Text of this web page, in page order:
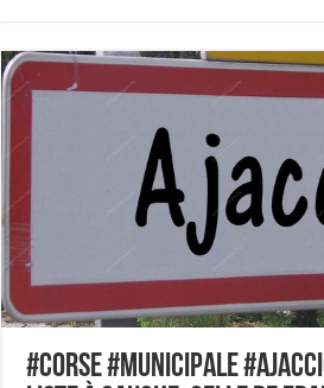
#Corse #Municipale